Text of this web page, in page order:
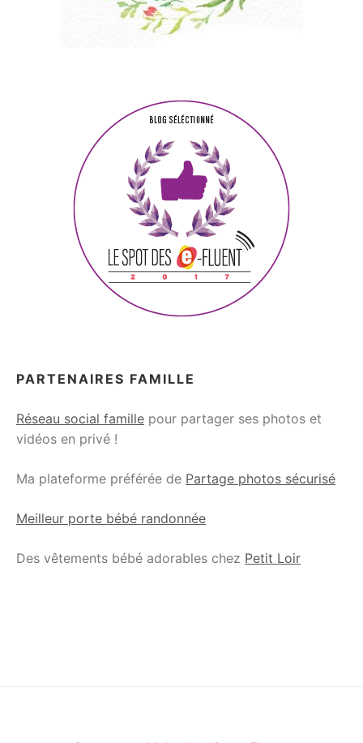
PARTENAIRES FAMILLE
Réseau social famille pour partager ses photos et
vidéos en privé !
Ma plateforme préférée de Partage photos sécurisé
Meilleur porte bébé randonnée
Des vêtements bébé adorables chez Petit Loir